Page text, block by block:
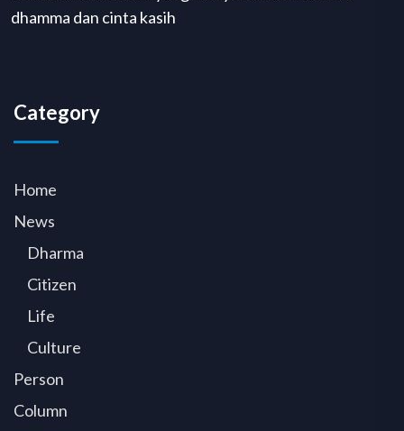
dhamma dan cinta kasih
Category
Home
News
Dharma
Citizen
Life
Culture
Person
Column